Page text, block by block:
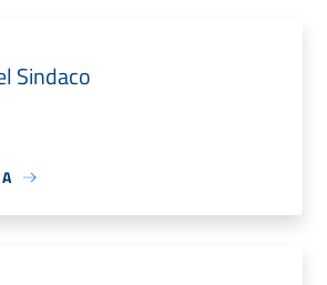
Sindaco